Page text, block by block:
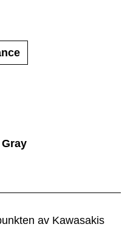
av Kawasakis